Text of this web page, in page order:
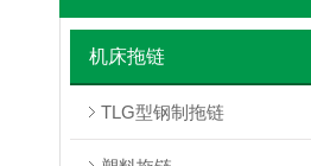
机床拖链
TLG型钢制拖链